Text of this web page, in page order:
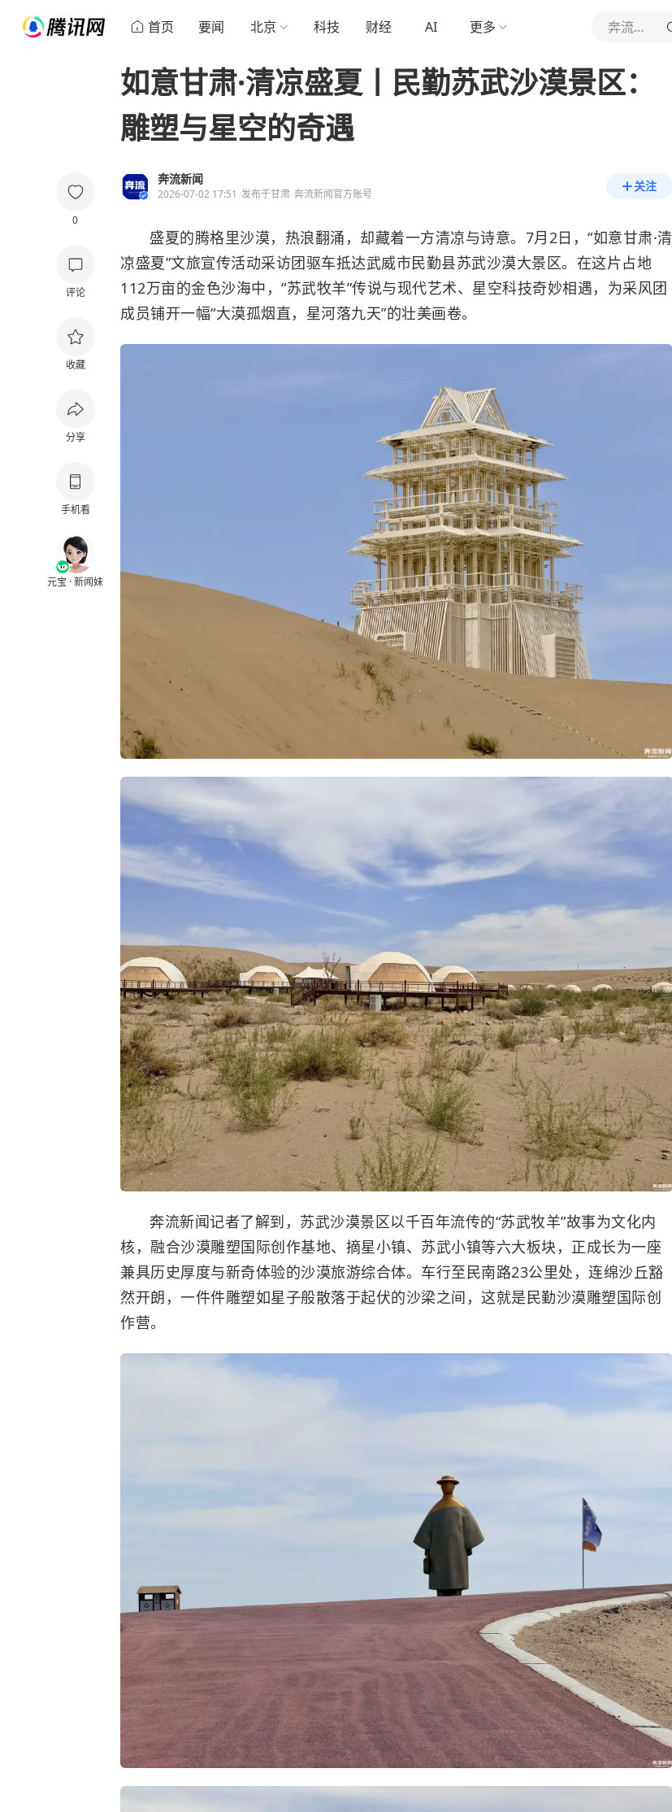
首页 要闻 北京 科技 财经 AI 更多 奔流新闻
0
评论
收藏
分享
手机看
元宝 · 新闻妹
如意甘肃·清凉盛夏丨民勤苏武沙漠景区：
雕塑与星空的奇遇
奔流新闻
2026-07-02 17:51 发布于甘肃 奔流新闻官方账号
关注
盛夏的腾格里沙漠，热浪翻涌，却藏着一方清凉与诗意。7月2日，“如意甘肃·清
凉盛夏”文旅宣传活动采访团驱车抵达武威市民勤县苏武沙漠大景区。在这片占地
112万亩的金色沙海中，“苏武牧羊”传说与现代艺术、星空科技奇妙相遇，为采风团
成员铺开一幅“大漠孤烟直，星河落九天”的壮美画卷。
奔流新闻记者了解到，苏武沙漠景区以千百年流传的“苏武牧羊”故事为文化内
核，融合沙漠雕塑国际创作基地、摘星小镇、苏武小镇等六大板块，正成长为一座
兼具历史厚度与新奇体验的沙漠旅游综合体。车行至民南路23公里处，连绵沙丘豁
然开朗，一件件雕塑如星子般散落于起伏的沙梁之间，这就是民勤沙漠雕塑国际创
作营。